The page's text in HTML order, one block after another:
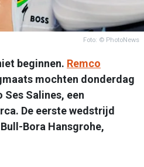
Foto: © PhotoNews
beginnen. Remco
mochten donderdag
Salines, een
De eerste wedstrijd
Bora Hansgrohe,